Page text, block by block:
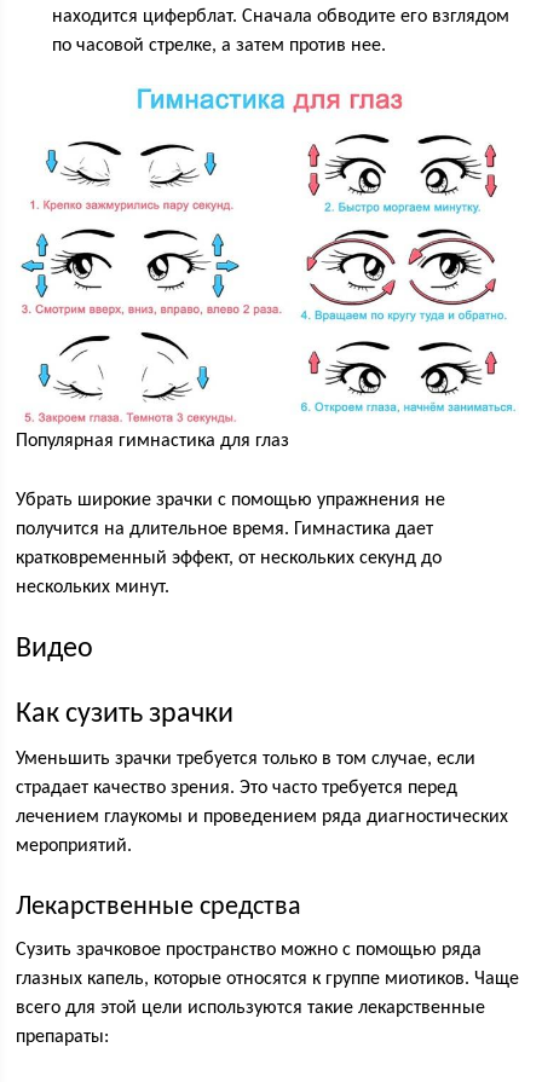
находится циферблат. Сначала обводите его взглядом
по часовой стрелке, а затем против нее.
Популярная гимнастика для глаз
Убрать широкие зрачки с помощью упражнения не
получится на длительное время. Гимнастика дает
кратковременный эффект, от нескольких секунд до
нескольких минут.
Видео
Как сузить зрачки
Уменьшить зрачки требуется только в том случае, если
страдает качество зрения. Это часто требуется перед
лечением глаукомы и проведением ряда диагностических
мероприятий.
Лекарственные средства
Сузить зрачковое пространство можно с помощью ряда
глазных капель, которые относятся к группе миотиков. Чаще
всего для этой цели используются такие лекарственные
препараты: